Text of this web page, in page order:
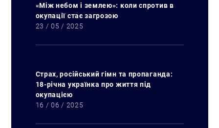
«Між небом і землею»: коли спротив в
окупації стає загрозою
23 / 05 / 2025
Страх, російський гімн та пропаганда:
18-річна українка про життя під
окупацією
16 / 06 / 2025